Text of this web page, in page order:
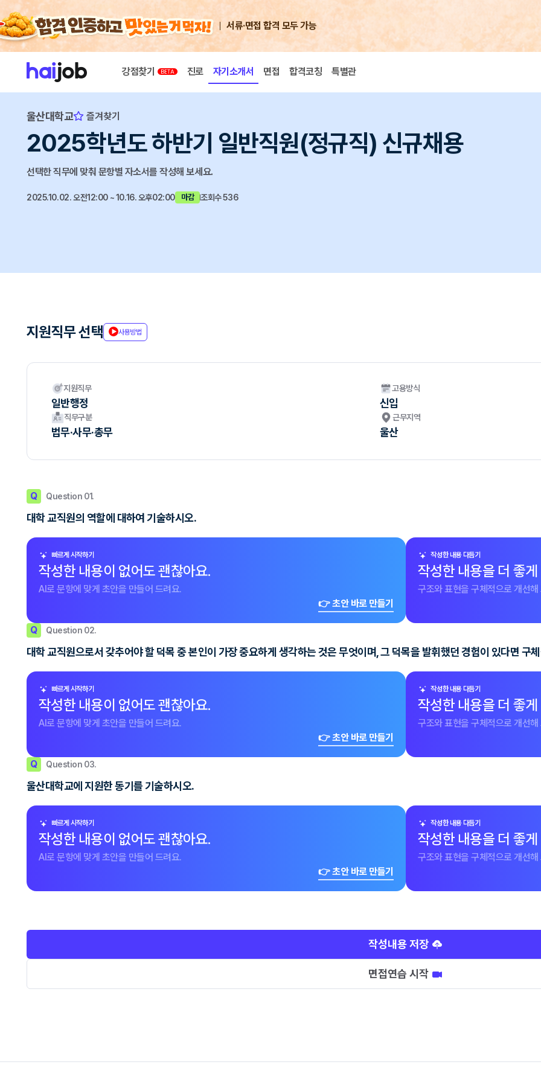
서류·면접 합격 모두 가능
강점찾기 진로 자기소개서 면접 합격코칭 특별관
울산대학교 즐겨찾기
2025학년도 하반기 일반직원(정규직) 신규채용
선택한 직무에 맞춰 문항별 자소서를 작성해 보세요.
2025.10.02. 오전12:00 ~ 10.16. 오후02:00 마감 조회수 536
지원직무 선택 사용방법
지원직무
일반행정
고용방식
신입
직무구분
법무·사무·총무
근무지역
울산
Q Question 01.
대학 교직원의 역할에 대하여 기술하시오.
빠르게 시작하기
작성한 내용이 없어도 괜찮아요.
AI로 문항에 맞게 초안을 만들어 드려요.
👉 초안 바로 만들기
작성한 내용 다듬기
작성한 내용을 더 좋
구조와 표현을 구체적으로 개선해
Q Question 02.
대학 교직원으로서 갖추어야 할 덕목 중 본인이 가장 중요하게 생각하는 것은 무엇이며, 그 덕목을 발휘했던 경험이 있다면 구
빠르게 시작하기
작성한 내용이 없어도 괜찮아요.
AI로 문항에 맞게 초안을 만들어 드려요.
👉 초안 바로 만들기
작성한 내용 다듬기
작성한 내용을 더 좋
구조와 표현을 구체적으로 개선해
Q Question 03.
울산대학교에 지원한 동기를 기술하시오.
빠르게 시작하기
작성한 내용이 없어도 괜찮아요.
AI로 문항에 맞게 초안을 만들어 드려요.
👉 초안 바로 만들기
작성한 내용 다듬기
작성한 내용을 더 좋
구조와 표현을 구체적으로 개선해
작성내용 저장
면접연습 시작